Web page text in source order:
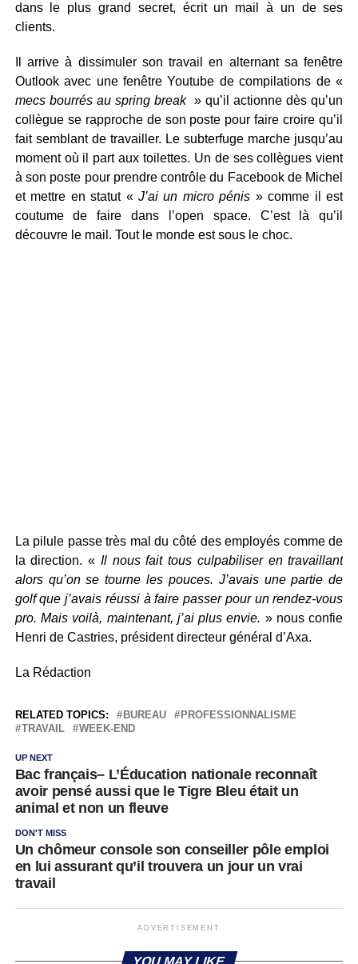
dans le plus grand secret, écrit un mail à un de ses
clients.
Il arrive à dissimuler son travail en alternant sa fenêtre
Outlook avec une fenêtre Youtube de compilations de «
mecs bourrés au spring break» qu’il actionne dès qu’un
collègue se rapproche de son poste pour faire croire qu’il
fait semblant de travailler. Le subterfuge marche jusqu’au
moment où il part aux toilettes. Un de ses collègues vient
à son poste pour prendre contrôle du Facebook de Michel
et mettre en statut «J’ai un micro pénis » comme il est
coutume de faire dans l’open space. C’est là qu’il
découvre le mail. Tout le monde est sous le choc.
La pilule passe très mal du côté des employés comme de
la direction. « Il nous fait tous culpabiliser en travaillant
alors qu’on se tourne les pouces. J’avais une partie de
golf que j’avais réussi à faire passer pour un rendez-vous
pro. Mais voilà, maintenant, j’ai plus envie. » nous confie
Henri de Castries, président directeur général d’Axa.
La Rédaction
RELATED TOPICS: BUREAU
PROFESSIONNALISME
TRAVAIL
WEEK-END
UP NEXT
Bac français– L’Éducation nationale reconnaît
avoir pensé aussi que le Tigre Bleu était un
animal et non un fleuve
DON'T MISS
Un chômeur console son conseiller pôle emploi
en lui assurant qu’il trouvera un jour un vrai
travail
ADVERTISEMENT